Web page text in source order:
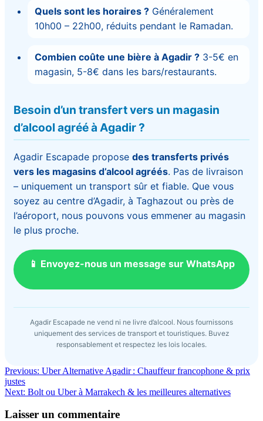
Quels sont les horaires ? Généralement
10h00 – 22h00, réduits pendant le Ramadan.
Combien coûte une bière à Agadir ? 3-5€ en
magasin, 5-8€ dans les bars/restaurants.
Besoin d’un transfert vers un magasin
d’alcool agréé à Agadir ?
Agadir Escapade propose des transferts privés
vers les magasins d’alcool agréés. Pas de livraison
– uniquement un transport sûr et fiable. Que vous
soyez au centre d’Agadir, à Taghazout ou près de
l’aéroport, nous pouvons vous emmener au magasin
le plus proche.
📱 Envoyez-nous un message sur WhatsApp
Agadir Escapade ne vend ni ne livre d’alcool. Nous fournissons
uniquement des services de transport et touristiques. Buvez
responsablement et respectez les lois locales.
Navigation
de
Previous: Uber Alternative Agadir : Chauffeur francophone & prix
justes
Next: Bolt ou Uber à Marrakech & les meilleures alternatives
Laisser un commentaire